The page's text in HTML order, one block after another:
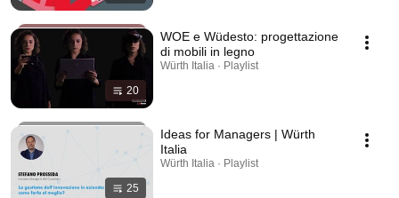
20
WOE e Wüdesto: progettazione
di mobili in legno
Würth Italia · Playlist
25
Ideas for Managers | Würth
Italia
Würth Italia · Playlist